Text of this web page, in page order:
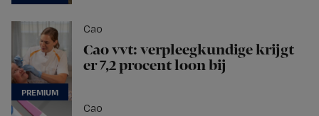
Cao
Cao vvt: verpleegkundige krijgt
er 7,2 procent loon bij
Cao